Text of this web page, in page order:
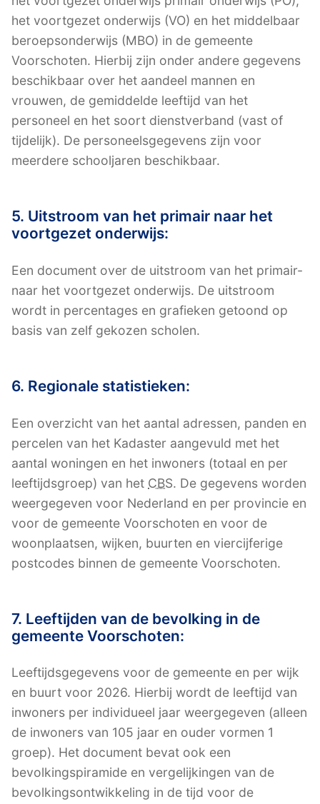
het voortgezet onderwijs (VO) en het middelbaar
beroepsonderwijs (MBO) in de gemeente
Voorschoten. Hierbij zijn onder andere gegevens
beschikbaar over het aandeel mannen en
vrouwen, de gemiddelde leeftijd van het
personeel en het soort dienstverband (vast of
tijdelijk). De personeelsgegevens zijn voor
meerdere schooljaren beschikbaar.
5. Uitstroom van het primair naar het
voortgezet onderwijs:
Een document over de uitstroom van het primair-
naar het voortgezet onderwijs. De uitstroom
wordt in percentages en grafieken getoond op
basis van zelf gekozen scholen.
6. Regionale statistieken:
Een overzicht van het aantal adressen, panden en
percelen van het Kadaster aangevuld met het
aantal woningen en het inwoners (totaal en per
leeftijdsgroep) van het CBS. De gegevens worden
weergegeven voor Nederland en per provincie en
voor de gemeente Voorschoten en voor de
woonplaatsen, wijken, buurten en viercijferige
postcodes binnen de gemeente Voorschoten.
7. Leeftijden van de bevolking in de
gemeente Voorschoten:
Leeftijdsgegevens voor de gemeente en per wijk
en buurt voor 2026. Hierbij wordt de leeftijd van
inwoners per individueel jaar weergegeven (alleen
de inwoners van 105 jaar en ouder vormen 1
groep). Het document bevat ook een
bevolkingspiramide en vergelijkingen van de
bevolkingsontwikkeling in de tijd voor de